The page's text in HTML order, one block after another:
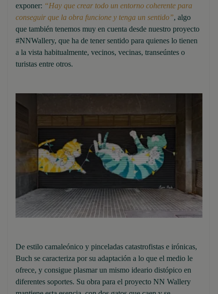
exponer: “Hay que crear todo un entorno coherente para
conseguir que la obra funcione y tenga un sentido”, algo
que también tenemos muy en cuenta desde nuestro proyecto
#NNWallery, que ha de tener sentido para quienes lo tienen
a la vista habitualmente, vecinos, vecinas, transeúntes o
turistas entre otros.
De estilo camaleónico y pinceladas catastrofistas e irónicas,
Buch se caracteriza por su adaptación a lo que el medio le
ofrece, y consigue plasmar un mismo ideario distópico en
diferentes soportes. Su obra para el proyecto NN Wallery